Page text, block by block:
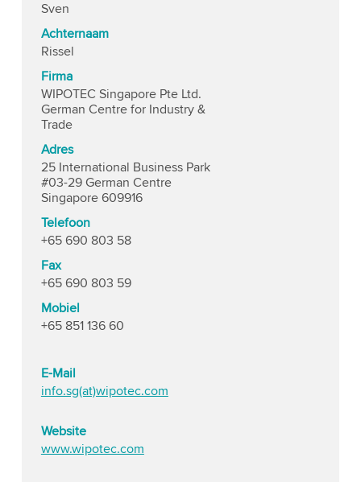
Sven
Achternaam
Rissel
Firma
WIPOTEC Singapore Pte Ltd.
German Centre for Industry &
Trade
Adres
25 International Business Park
#03-29 German Centre
Singapore 609916
Telefoon
+65 690 803 58
Fax
+65 690 803 59
Mobiel
+65 851 136 60
E-Mail
info.sg(at)wipotec.com
Website
www.wipotec.com